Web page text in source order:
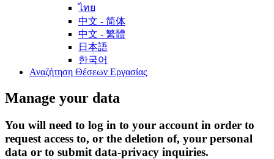
ไทย
中文 - 简体
中文 - 繁體
日本語
한국어
Αναζήτηση Θέσεων Εργασίας
Manage your data
You will need to log in to your account in order to
request access to, or the deletion of, your personal
data or to submit data-privacy inquiries.